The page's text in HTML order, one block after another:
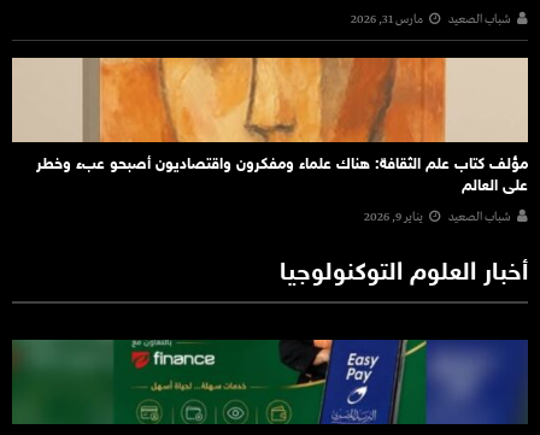
شباب الصعيد مارس 31, 2026
مؤلف كتاب علم الثقافة: هناك علماء ومفكرون واقتصاديون أصبحو عبء وخطر
على العالم
شباب الصعيد يناير 9, 2026
أخبار العلوم التوكنولوجيا